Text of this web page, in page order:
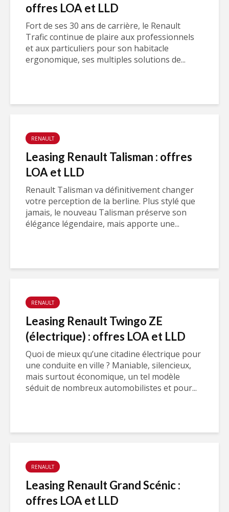
offres LOA et LLD
Fort de ses 30 ans de carrière, le Renault
Trafic continue de plaire aux professionnels
et aux particuliers pour son habitacle
ergonomique, ses multiples solutions de...
RENAULT
Leasing Renault Talisman : offres
LOA et LLD
Renault Talisman va définitivement changer
votre perception de la berline. Plus stylé que
jamais, le nouveau Talisman préserve son
élégance légendaire, mais apporte une...
RENAULT
Leasing Renault Twingo ZE
(électrique) : offres LOA et LLD
Quoi de mieux qu’une citadine électrique pour
une conduite en ville ? Maniable, silencieux,
mais surtout économique, un tel modèle
séduit de nombreux automobilistes et pour...
RENAULT
Leasing Renault Grand Scénic :
offres LOA et LLD